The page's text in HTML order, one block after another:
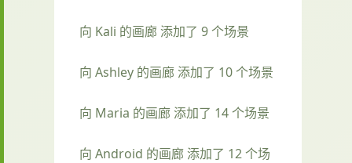
向 Kali 的画廊 添加了 9 个场景
向 Ashley 的画廊 添加了 10 个场景
向 Maria 的画廊 添加了 14 个场景
向 Android 的画廊 添加了 12 个场